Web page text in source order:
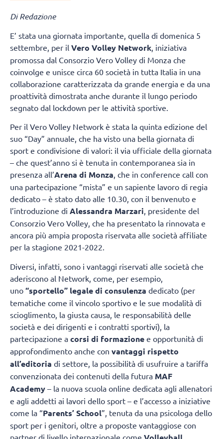
Di Redazione
E’ stata una giornata importante, quella di domenica 5
settembre, per il Vero Volley Network , iniziativa
promossa dal Consorzio Vero Volley di Monza che
coinvolge e unisce circa 60 società in tutta Italia in una
collaborazione caratterizzata da grande energia e da una
proattività dimostrata anche durante il lungo periodo
segnato dal lockdown per le attività sportive.
Per il Vero Volley Network è stata la quinta edizione del
suo “Day” annuale, che ha visto una bella giornata di
sport e condivisione di valori: il via ufficiale della giornata
– che quest’anno si è tenuta in contemporanea sia in
presenza all’Arena di Monza, che in conference call con
una partecipazione “mista” e un sapiente lavoro di regia
dedicato – è stato dato alle 10.30, con il benvenuto e
l’introduzione di Alessandra Marzari, presidente del
Consorzio Vero Volley, che ha presentato la rinnovata e
ancora più ampia proposta riservata alle società affiliate
per la stagione 2021-2022.
Diversi, infatti, sono i vantaggi riservati alle società che
aderiscono al Network, come, per esempio,
uno “sportello” legale di consulenza dedicato (per
tematiche come il vincolo sportivo e le sue modalità di
scioglimento, la giusta causa, le responsabilità delle
società e dei dirigenti e i contratti sportivi), la
partecipazione a corsi di formazione e opportunità di
approfondimento anche con vantaggi rispetto
all’editoria di settore, la possibilità di usufruire a tariffa
convenzionata dei contenuti della futura MAF
Academy – la nuova scuola online dedicata agli allenatori
e agli addetti ai lavori dello sport – e l’accesso a iniziative
come la “Parents’ School”, tenuta da una psicologa dello
sport per i genitori, oltre a proposte vantaggiose con
partner di livello internazionale come